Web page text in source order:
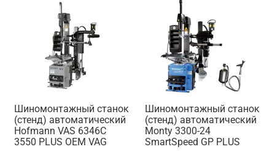
Шиномонтажный станок
(стенд) автоматический
Hofmann VAS 6346C
3550 PLUS OEM VAG
Шиномонтажный станок
(стенд) автоматический
Monty 3300-24
SmartSpeed GP PLUS